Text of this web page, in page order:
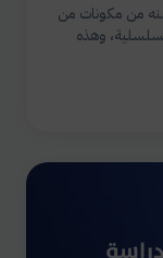
من مكونات من
وهذه